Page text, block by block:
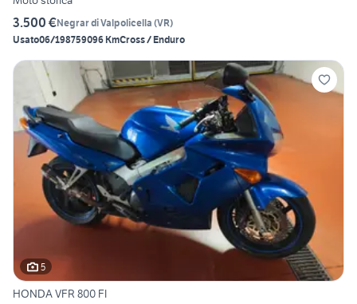
3.500 €Negrar di Valpolicella (VR)
Usato06/198759096 KmCross / Enduro
5
HONDA VFR 800 FI